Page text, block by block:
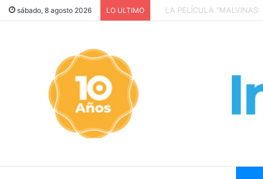
sábado, 8 agosto 2026 LO ULTIMO TODO JUNTO Y A LAS